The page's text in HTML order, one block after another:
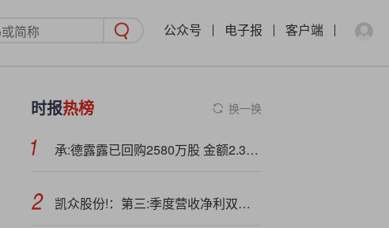
公众号 电子报 客户端
时报热榜 换一换
承:德露露已回购2580万股 金额2.35亿元
凯众股份!：第三:季度营收净利双增，可转债落地加速产能升级